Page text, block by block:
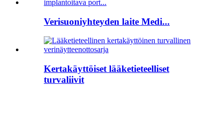
Verisuoniyhteyden laite Medi...
Kertakäyttöiset lääketieteelliset
turvaliivit